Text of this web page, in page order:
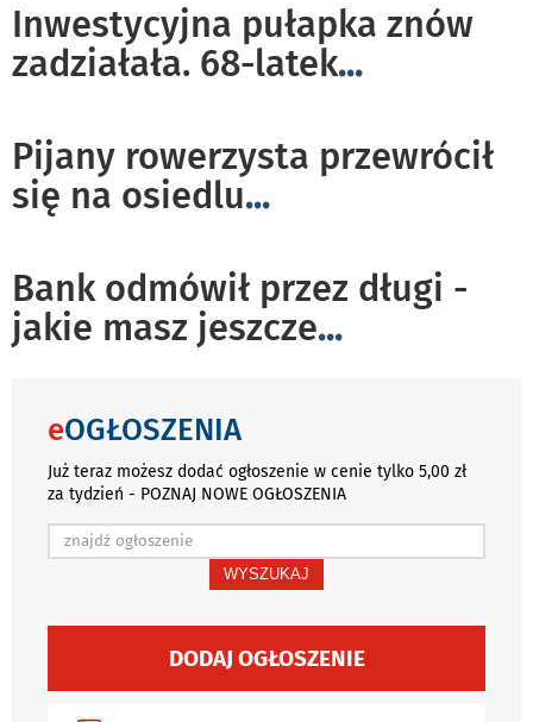
Inwestycyjna pułapka znów
zadziałała. 68-latek...
Pijany rowerzysta przewrócił
się na osiedlu...
Bank odmówił przez długi -
jakie masz jeszcze...
eOGŁOSZENIA
Już teraz możesz dodać ogłoszenie w cenie tylko 5,00 zł
za tydzień - POZNAJ NOWE OGŁOSZENIA
WYSZUKAJ
DODAJ OGŁOSZENIE